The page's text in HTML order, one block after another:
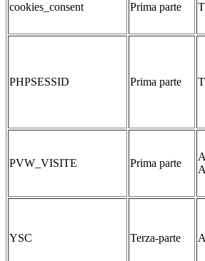
cookies_consent Prima parte
PHPSESSID Prima parte
PVW_VISITE Prima parte
YSC Terza-parte